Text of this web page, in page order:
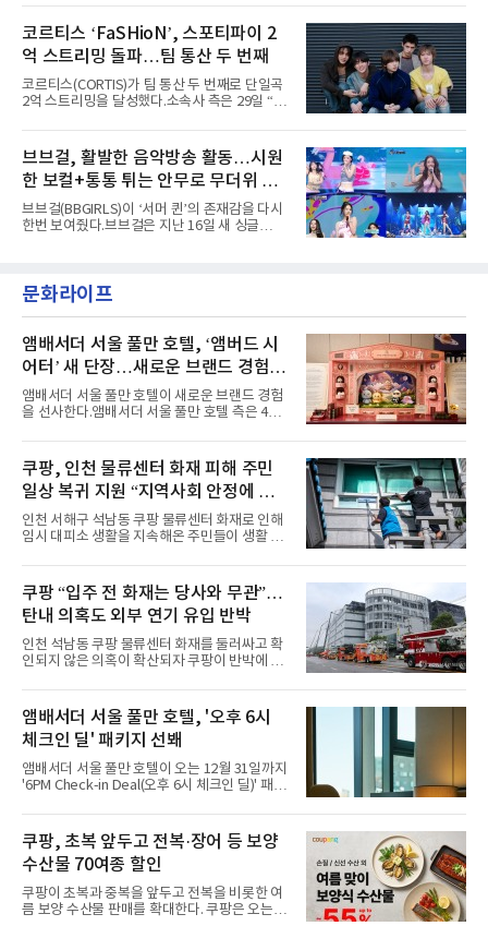
정적인 실력을 입증했고, 올해 '2026 어썸뮤직
페스티벌', '뷰티풀 민트 라이프 2026', '2026
heart(와일드 하트)’라는 제목이 붙은 콘셉트 포
토에는 멤버들의 본능적이고 야성적인 면모가
강렬하게 담겼다. 짙은 아이섀도와 푸른빛·금빛·
붉은빛의 컬러 렌즈가 비현실적인 분위기를 자
아내고, 여러 원색이 불규칙하게 뒤섞인 멀티컬
러 헤어와 과감한 블루·블랙 립 메이크업이 낯설
고도 매혹적인 비주얼을 완성했다.스타일링 역
엣을 거침없이 결합했다. 멤버들은 각기 다른 개
성을 살린 스타일링을 선
코르티스 ‘FaSHioN’, 스포티파이 2
억 스트리밍 돌파…팀 통산 두 번째
코르티스(CORTIS)가 팀 통산 두 번째로 단일곡
2억 스트리밍을 달성했다.소속사 측은 29일 “코
벌 오디오·음원 스트리밍 플랫폼 스포티파이에
서 27일 자로 누적 재생 수 2억 회를 돌파했
다”고 밝혔다.곡이 발표된 지 약 10개월 만이다.
팀의 첫 번째 2억 스트리밍 곡은 동일 음반에 수
록된 ‘GO!’다. 이 노래는 공개 약 9개월 만인 지
난달 26일 자에 2억 고지를 밟았다. 이는 최근 5
년 내 데뷔한 보이그룹의 곡 중 최단기 2억 달성
했다. “내 티, 5 bucks 바지는, 만원” 등 멤버들
의 라이프 스타일
브브걸, 활발한 음악방송 활동…시원
한 보컬+통통 튀는 안무로 무더위 사
냥
브브걸(BBGIRLS)이 ‘서머 퀸’의 존재감을 다시
한번 보여줬다.브브걸은 지난 16일 새 싱글
MBC '쇼! 음악중심', SBS '인기가요' 등 주요 음
악방송 무대에 올라 화려한 퍼포먼스를 펼쳤다.
력을 앞세워 매 무대 색다른 볼거리를 선사했다.
특히 화사한 파스텔 톤의 비치웨어부터 청량한
마린룩, 햇살 아래 반짝이는 물결을 연상시키는
스커트, 강렬한 붉은 계열의 스타일링까지 각기
다른 매력을 선보였다. 브브걸은 다채로운 여름
패션을 완벽하게 소화하며 보
문화라이프
앰배서더 서울 풀만 호텔, ‘앰버드 시
어터’ 새 단장…새로운 브랜드 경험 선
사
앰배서더 서울 풀만 호텔이 새로운 브랜드 경험
을 선사한다.앰배서더 서울 풀만 호텔 측은 4일
이야기를 담은 인형 극장 콘셉트의 공간 ‘앰버드
시어터(Ambird Theater)’를 새롭게 선보인
다”고 밝혔다.앰배서더 서울 풀만 호텔은 로비
한편에 마련된 앰버드 존을 통해 앰버드의 세계
관을 소개해왔다. 앰버드 존은 앰버드가 우주여
행 중 수집한 다양한 굿즈를 전시한 '앰버드 플래
닛(Ambird Planet)과 계절별 플라워 연출로 사
라 극장을 모티브로 한 데코레이션으로 구성됐
다. 무대 공간 및 티켓 박스
쿠팡, 인천 물류센터 화재 피해 주민
일상 복귀 지원 “지역사회 안정에 총
력”
인천 서해구 석남동 쿠팡 물류센터 화재로 인해
임시 대피소 생활을 지속해온 주민들이 생활 터
필먼트서비스(CFS)가 지난 28일부터 화재 피해
주민을 대상으로 전문 출장 청소서비스 지원에
나섬으로써 본격적인 지역사회 복구 작업이 시
작된 것이다.대피소 주민 중심 청소 접수, 첫날
부터 2가구 지원 완료CFS는 신현초등학교, 신
현북초등학교, 신현여자중학교 등 인천 서해구
관내 임시 대피소 3곳에서 체류해온 화재 피해
민들의 호응 속에 CFS는 즉시 행동에 나섰다. 지
난 28일 오후 전문 청소업체와
쿠팡 “입주 전 화재는 당사와 무관”…
탄내 의혹도 외부 연기 유입 반박
인천 석남동 쿠팡 물류센터 화재를 둘러싸고 확
인되지 않은 의혹이 확산되자 쿠팡이 반박에 나
에 대해서는 외부 화재 연기 유입이라고 설명했
고, 2023년 같은 물류센터에서 발생한 화재에
대해서도 쿠팡 입주 전 공사 과정에서 벌어진 일
이라며 선을 그었다.쿠팡은 21일 인천 물류센터
내부에서 불이 타는 냄새가 났다는 의혹과 관련
해 “사실무근”이라는 입장을 밝혔다.회사 측은
“인근에서 지난 15일 다른 회사에서 발생한 대
것으로 확인됐다”고 설명했다.이어 “정확한 화
재 원인은 추후 조사될
앰배서더 서울 풀만 호텔, '오후 6시
체크인 딜' 패키지 선봬
앰배서더 서울 풀만 호텔이 오는 12월 31일까지
'6PM Check-in Deal(오후 6시 체크인 딜)' 패키
으로 여유로운 저녁 시간부터 호텔 스테이를 시
작할 수 있도록 준비됐다.앰배서더 서울 풀만 호
텔 측은 “퇴근 후 또는 주말 도심 속에서 짧지만
온전한 휴식을 원하는 고객들에게 특별한 경험
을 제공한다”고 밝혔다.패키지는 디럭스와 이그
제큐티브 두 가지 타입으로 구성된다. 디럭스 패
키지는 객실 1박(룸 온리)으로 심플한 호캉스를
쿠팡, 초복 앞두고 전복·장어 등 보양
수산물 70여종 할인
쿠팡이 초복과 중복을 앞두고 전복을 비롯한 여
름 보양 수산물 판매를 확대한다. 쿠팡은 오는